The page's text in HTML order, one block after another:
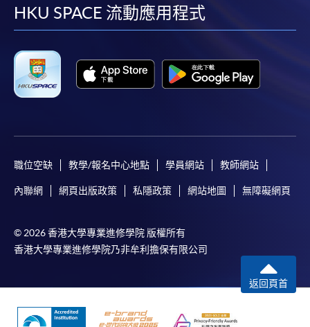
facebook
youtube
linkedin
HKU SPACE 流動應用程式
職位空缺 教學/報名中心地點 學員網站 教師網站
內聯網 網頁出版政策 私隱政策 網站地圖 無障礙網頁
© 2026 香港大學專業進修學院 版權所有
香港大學專業進修學院乃非牟利擔保有限公司
返回頁首